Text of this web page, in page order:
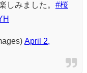
しみました。 #桜
April 2,